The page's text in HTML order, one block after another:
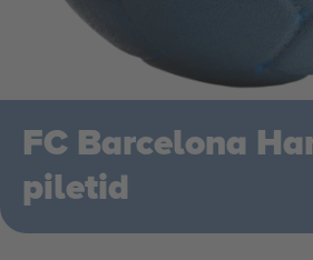
FC Barcelona
piletid